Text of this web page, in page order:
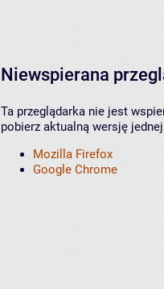
Niewspierana
Ta przeglądarka nie jest
pobierz aktualną wersję
Mozilla Firefox
Google Chrome